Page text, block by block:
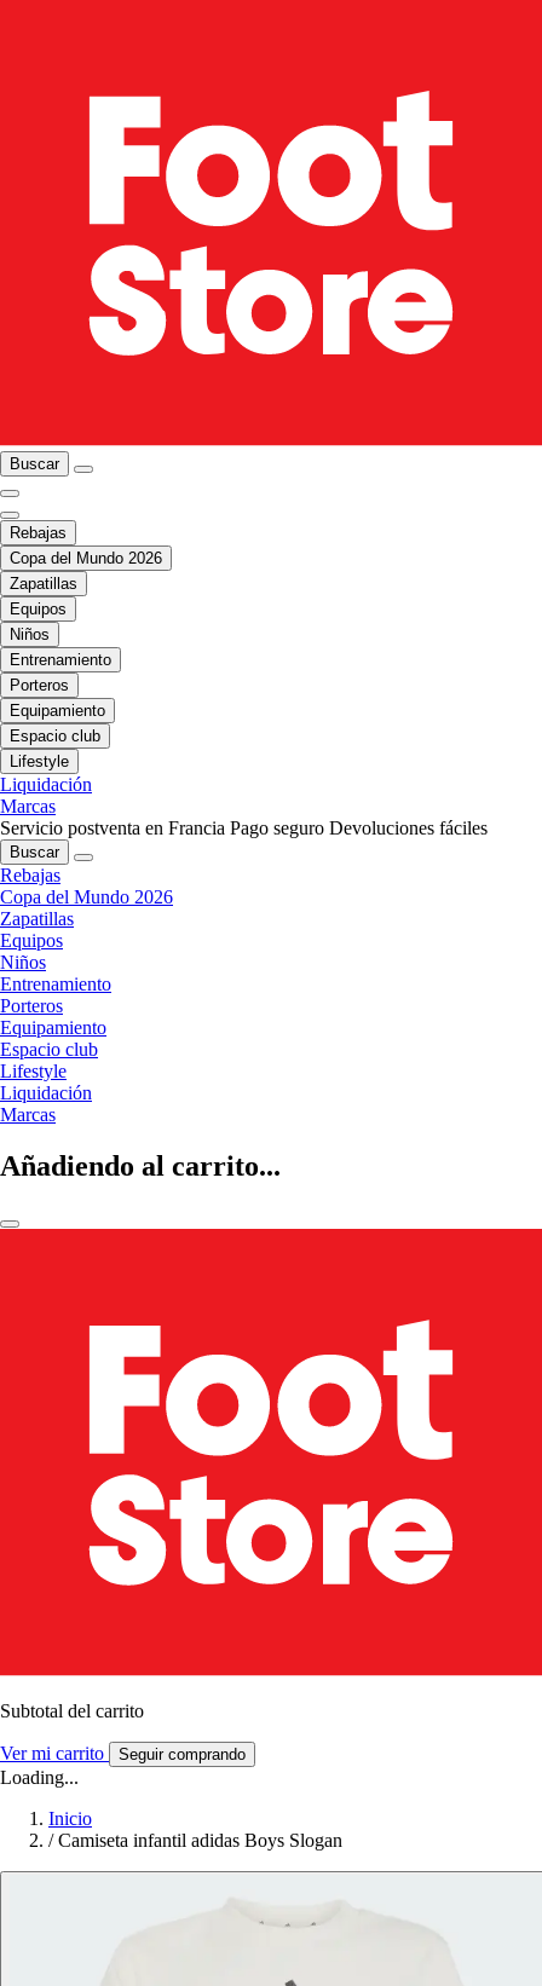
Buscar
Rebajas
Copa del Mundo 2026
Zapatillas
Equipos
Niños
Entrenamiento
Porteros
Equipamiento
Espacio club
Lifestyle
Liquidación
Marcas
Servicio postventa en Francia Pago seguro Devoluciones fáciles
Buscar
Rebajas
Copa del Mundo 2026
Zapatillas
Equipos
Niños
Entrenamiento
Porteros
Equipamiento
Espacio club
Lifestyle
Liquidación
Marcas
Añadiendo al carrito...
Subtotal del carrito
Ver mi carrito Seguir comprando
Loading...
Inicio
/ Camiseta infantil adidas Boys Slogan